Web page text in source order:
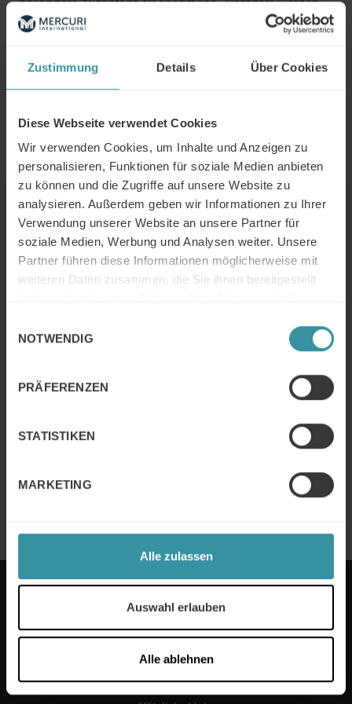
Zustimmung Details Über Cookies
Diese Webseite verwendet Cookies
Wir verwenden Cookies, um Inhalte und Anzeigen zu
personalisieren, Funktionen für soziale Medien anbieten
zu können und die Zugriffe auf unsere Website zu
analysieren. Außerdem geben wir Informationen zu Ihrer
Verwendung unserer Website an unsere Partner für
soziale Medien, Werbung und Analysen weiter. Unsere
Partner führen diese Informationen möglicherweise mit
weiteren Daten zusammen, die Sie ihnen bereitgestellt
NOTWENDIG
PRÄFERENZEN
STATISTIKEN
MARKETING
Alle zulassen
Auswahl erlauben
Alle ablehnen
sie nur von wenigen Unternehmen als aktiver
Vertriebskanal genutzt. Lesen Sie in der Mercuri Studie,
von Servicemannschaften liegen und welche
Herausforderungen bewältigt werden müssen.
Lesen Sie hier dieService Studie von Mercuri International
– „Vertriebsorientierung im Service und Kundendienst“
Weiter Lesen
Mercuri Insights / Juni 2026
Artikel: Marge verloren – im Gespräch
MERCURI INTERNATIONAL DEUTSCHLAND